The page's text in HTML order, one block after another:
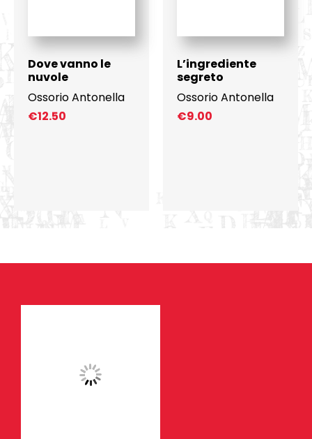
Dove vanno le
nuvole
Ossorio Antonella
€12.50
L’ingrediente
segreto
Ossorio Antonella
€9.00